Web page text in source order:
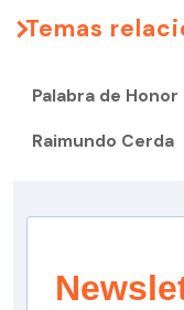
Temas
Palabra de Honor
Raimundo Cerda